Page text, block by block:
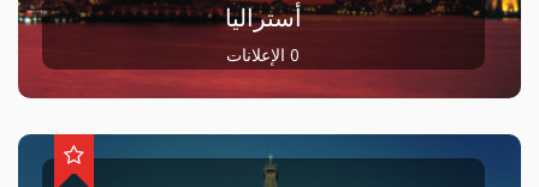
أستراليا
0 الإعلانات